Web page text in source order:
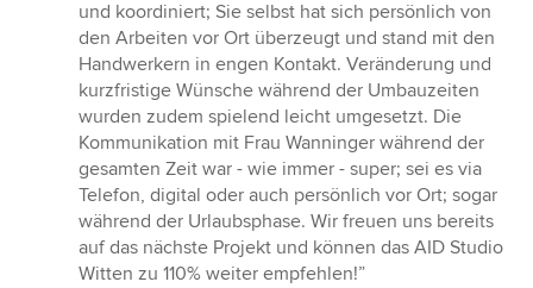
und koordiniert; Sie selbst hat sich persönlich von
den Arbeiten vor Ort überzeugt und stand mit den
Handwerkern in engen Kontakt. Veränderung und
kurzfristige Wünsche während der Umbauzeiten
wurden zudem spielend leicht umgesetzt. Die
Kommunikation mit Frau Wanninger während der
gesamten Zeit war - wie immer - super; sei es via
Telefon, digital oder auch persönlich vor Ort; sogar
während der Urlaubsphase. Wir freuen uns bereits
auf das nächste Projekt und können das AID Studio
Witten zu 110% weiter empfehlen!”